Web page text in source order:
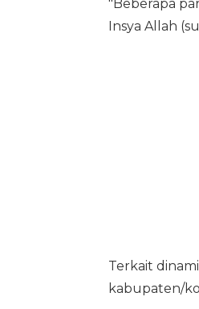
"Beberapa
Insya Allah
Terkait
kabupaten/